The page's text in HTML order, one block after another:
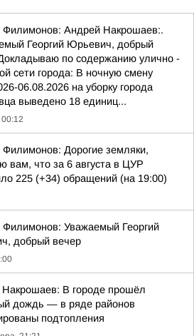
Филимонов: Андрей Накрошаев:.
Георгий Юрьевич, добрый
по содержанию улично -
сети города: В ночную смену
06.08.2026 на уборку города
выведено 18 единиц...
00:12
Филимонов: Дорогие земляки,
вам, что за 6 августа в ЦУР
225 (+34) обращений (на 19:00)
Филимонов: Уважаемый Георгий
добрый вечер
В городе прошёл
дождь — в ряде районов
подтопления